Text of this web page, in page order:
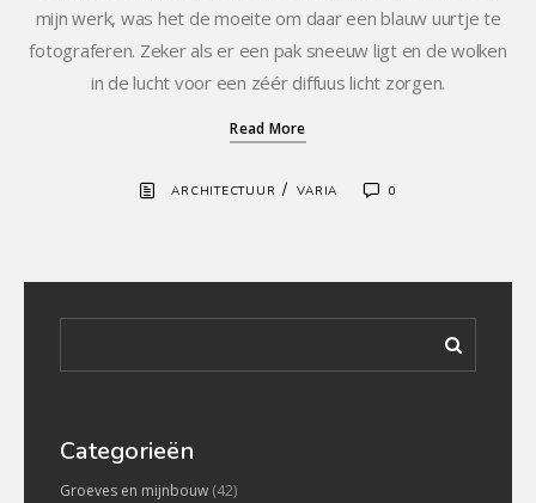
mijn werk, was het de moeite om daar een blauw uurtje te
fotograferen. Zeker als er een pak sneeuw ligt en de wolken
in de lucht voor een zéér diffuus licht zorgen.
Read More
ARCHITECTUUR /VARIA 0
Categorieën
Groeves en mijnbouw (42)